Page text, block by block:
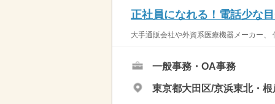
正社員になれる！電話少な
大手通販会社や外資系医療機器メーカー
一般事務・OA事務
東京都大田区/京浜東北・